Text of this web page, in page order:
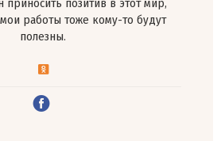
приносить позитив в этот мир,
работы тоже кому-то будут
полезны.